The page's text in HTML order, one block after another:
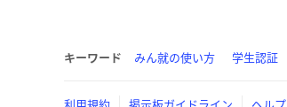
キーワード みん就の使い方 学生認証